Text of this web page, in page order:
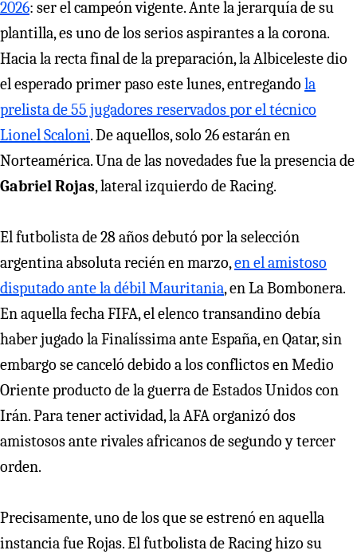
2026: ser el campeón vigente. Ante la jerarquía de su
plantilla, es uno de los serios aspirantes a la corona.
Hacia la recta final de la preparación, la Albiceleste dio
el esperado primer paso este lunes, entregando la
prelista de 55 jugadores reservados por el técnico
Lionel Scaloni. De aquellos, solo 26 estarán en
Norteamérica. Una de las novedades fue la presencia de
Gabriel Rojas, lateral izquierdo de Racing.
El futbolista de 28 años debutó por la selección
argentina absoluta recién en marzo,en el amistoso
disputado ante la débil Mauritania, en La Bombonera.
En aquella fecha FIFA, el elenco transandino debía
haber jugado la Finalíssima ante España, en Qatar, sin
embargo se canceló debido a los conflictos en Medio
Oriente producto de la guerra de Estados Unidos con
Irán. Para tener actividad, la AFA organizó dos
amistosos ante rivales africanos de segundo y tercer
orden.
Precisamente, uno de los que se estrenó en aquella
instancia fue Rojas. El futbolista de Racing hizo su